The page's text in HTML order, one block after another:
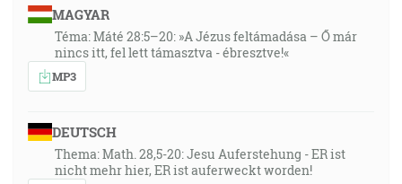
MAGYAR
Téma: Máté 28:5–20: »A Jézus feltámadása – Ő már
nincs itt, fel lett támasztva - ébresztve!«
MP3
DEUTSCH
Thema: Math. 28,5-20: Jesu Auferstehung - ER ist
nicht mehr hier, ER ist auferweckt worden!